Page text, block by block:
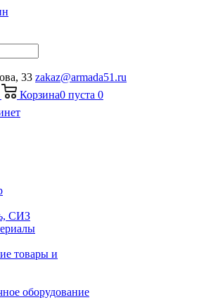
33 zakaz@armada51.ru
Корзина0 пуста 0
СИЗ
товары и
оборудование